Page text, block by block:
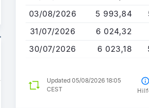
03/08/2026
5 993,84
31/07/2026
6 024,32
30/07/2026
6 023,18
Updated 05/08/2026 18:05
CEST